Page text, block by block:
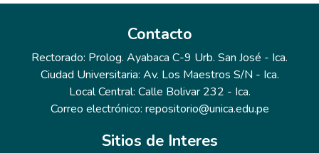
Contacto
Rectorado: Prolog. Ayabaca C-9 Urb. San José - Ica.
Ciudad Universitaria: Av. Los Maestros S/N - Ica.
Local Central: Calle Bolivar 232 - Ica.
Correo electrónico: repositorio@unica.edu.pe
Sitios de Interes